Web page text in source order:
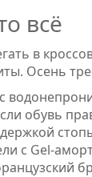
всё
в
Осень
обувь
с Gel-